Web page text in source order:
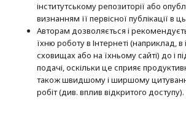
інститутському репозиторії або
визнанням її первісної публікації в
Авторам дозволяється і
їхню роботу в Інтернеті (наприклад, в
сховищах або на їхньому сайті) до і
подачі, оскільки це сприяє
також швидшому і ширшому
робіт (див. вплив відкритого доступу).